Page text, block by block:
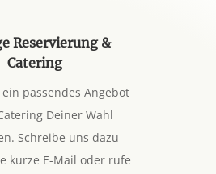
Reservierung &
Catering
passendes Angebot
Deiner Wahl
Schreibe uns dazu
kurze E-Mail oder rufe